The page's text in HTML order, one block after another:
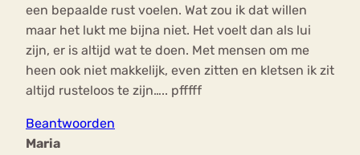
een bepaalde rust voelen. Wat zou ik dat willen
maar het lukt me bijna niet. Het voelt dan als lui
zijn, er is altijd wat te doen. Met mensen om me
heen ook niet makkelijk, even zitten en kletsen ik zit
altijd rusteloos te zijn….. pfffff
Beantwoorden
Maria